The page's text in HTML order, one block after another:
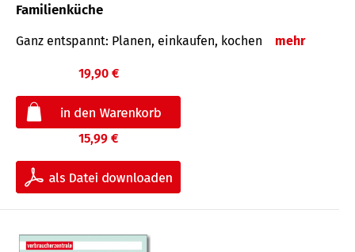
Familienküche
Ganz entspannt: Planen, einkaufen, kochen mehr
19,90 €
15,99 €